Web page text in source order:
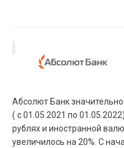
Абсолют Банк
( с 01.05.2021 по
рублях и иностранной
увеличилось на 20%. С